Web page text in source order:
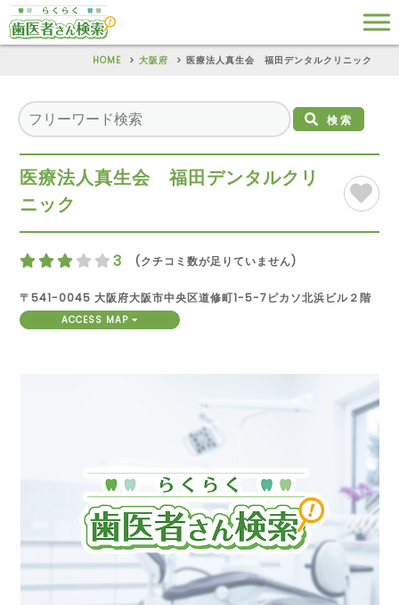
HOME 大阪府 医療法人真生会 福田デンタルクリニック
検索
医療法人真生会 福田デンタルクリ
ニック
3 (クチコミ数が足りていません)
〒541-0045 大阪府大阪市中央区道修町1-5-7ピカソ北浜ビル２階
ACCESS MAP